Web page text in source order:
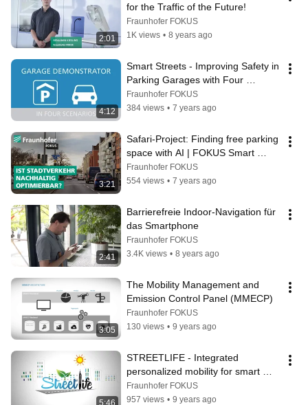
2:01
for the Traffic of the Future!
Fraunhofer FOKUS
1K views • 8 years ago
4:12
Smart Streets - Improving Safety in
Parking Garages with Four
Technologies
Fraunhofer FOKUS
384 views • 7 years ago
3:21
Safari-Project: Finding free parking
space with AI | FOKUS Smart
Mobility
Fraunhofer FOKUS
554 views • 7 years ago
2:41
Barrierefreie Indoor-Navigation für
das Smartphone
Fraunhofer FOKUS
3.4K views • 8 years ago
3:05
The Mobility Management and
Emission Control Panel (MMECP)
Fraunhofer FOKUS
130 views • 9 years ago
5:46
STREETLIFE - Integrated
personalized mobility for smart
cities
Fraunhofer FOKUS
957 views • 9 years ago